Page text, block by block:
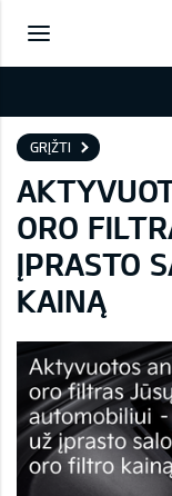
GRĮŽTI
ORO
ĮPRASTO
KAINĄ